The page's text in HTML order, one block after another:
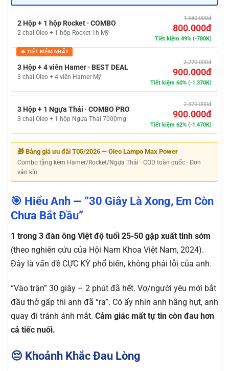
2 Hộp + 1 hộp Rocket · COMBO
2 chai Oleo + 1 hộp Rocket 1h Mỹ
1.580.000đ
800.000đ
Tiết kiệm 49% (-780K)
🔥 TIẾT KIỆM NHẤT
3 Hộp + 4 viên Hamer · BEST DEAL
3 chai Oleo + 4 viên Hamer Mỹ
2.270.000đ
900.000đ
Tiết kiệm 60% (-1.370K)
3 Hộp + 1 Ngựa Thái · COMBO PRO
3 chai Oleo + 1 hộp Ngựa Thái 7000mg
2.370.000đ
900.000đ
Tiết kiệm 62% (-1.470K)
🎁 Bảng giá ưu đãi T05/2026 — Oleo Lampo Max Power
Combo tặng kèm Hamer/Rocket/Ngựa Thái · COD toàn quốc · Đơn
vận kín
🎯 Hiểu Anh — “30 Giây Là Xong, Em Còn
Chưa Bắt Đầu”
1 trong 3 đàn ông Việt độ tuổi 25-50 gặp xuất tinh sớm
(theo nghiên cứu của Hội Nam Khoa Việt Nam, 2024).
Đây là vấn đề CỰC KỲ phổ biến, không phải lỗi của anh.
“Vào trận” 30 giây – 2 phút đã hết. Vợ/người yêu mới bắt
đầu thở gấp thì anh đã “ra”. Cô ấy nhìn anh hẫng hụt, anh
quay đi tránh ánh mắt. Cảm giác mất tự tin còn đau hơn
cả tiếc nuối.
😔 Khoảnh Khắc Đau Lòng